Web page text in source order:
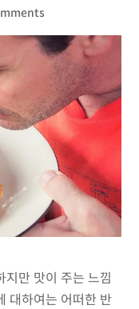
만 맛이 주는 느낌
대하여는 어떠한 반